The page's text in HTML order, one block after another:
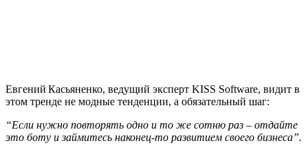
Евгений Касьяненко, ведущий эксперт KISS Software, видит в
этом тренде не модные тенденции, а обязательный шаг:
“Если нужно повторять одно и то же сотню раз – отдайте
это боту и займитесь наконец-то развитием своего бизнеса”.